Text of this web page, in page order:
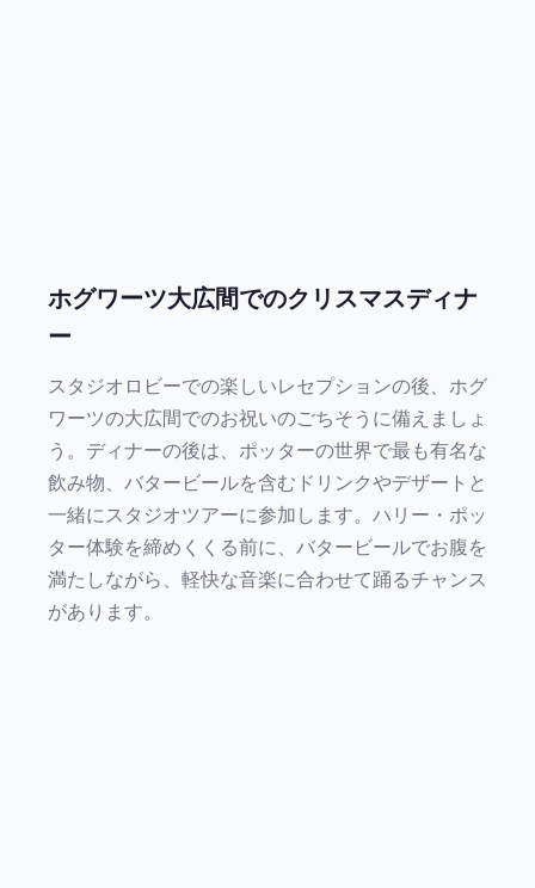
ホグワーツ大広間でのクリスマスディナ
ー
スタジオロビーでの楽しいレセプションの後、ホグ
ワーツの大広間でのお祝いのごちそうに備えましょ
う。ディナーの後は、ポッターの世界で最も有名な
飲み物、バタービールを含むドリンクやデザートと
一緒にスタジオツアーに参加します。ハリー・ポッ
ター体験を締めくくる前に、バタービールでお腹を
満たしながら、軽快な音楽に合わせて踊るチャンス
があります。